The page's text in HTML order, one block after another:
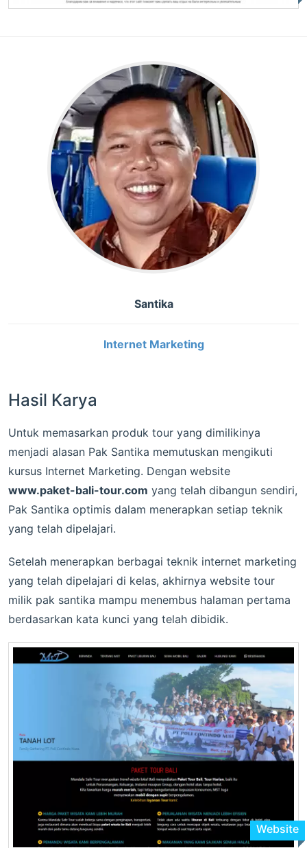
Santika
Internet Marketing
Hasil Karya
Untuk memasarkan produk tour yang dimilikinya
menjadi alasan Pak Santika memutuskan mengikuti
kursus Internet Marketing. Dengan website
www.paket-bali-tour.com yang telah dibangun sendiri,
Pak Santika optimis dalam menerapkan setiap teknik
yang telah dipelajari.
Setelah menerapkan berbagai teknik internet marketing
yang telah dipelajari di kelas, akhirnya website tour
milik pak santika mampu menembus halaman pertama
berdasarkan kata kunci yang telah dibidik.
Website